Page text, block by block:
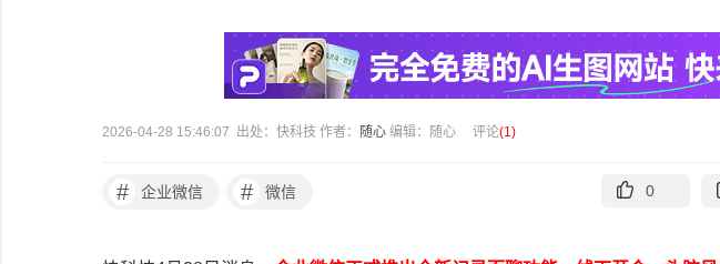
2026-04-28 15:46:07 出处：快科技 作者： 随心 编辑：随心 评论(1)
# 企业微信 # 微信 0